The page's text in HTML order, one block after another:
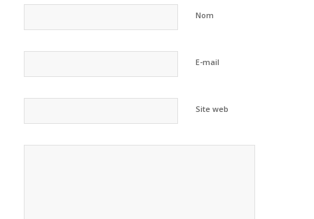
Nom
E-mail
Site web